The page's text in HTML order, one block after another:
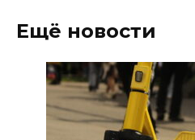
Ещё новости